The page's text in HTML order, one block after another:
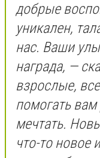
добрые
уникален,
нас. Ваши
награда, —
взрослые,
помогать вам
мечтать.
что-то новое